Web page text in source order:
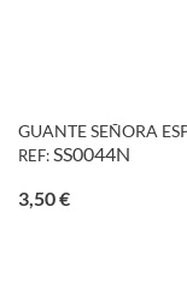
GUANTE SEÑORA
REF: SS0044N
3,50 €Precio